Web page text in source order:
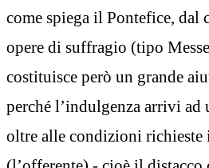
come spiega il Pontefice, dal
opere di suffragio (tipo
costituisce però un grande
perché l’indulgenza arrivi ad
oltre alle condizioni richieste